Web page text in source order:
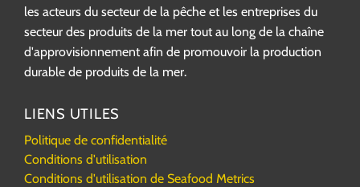
les acteurs du secteur de la pêche et les entreprises du
secteur des produits de la mer tout au long de la chaîne
d'approvisionnement afin de promouvoir la production
durable de produits de la mer.
LIENS UTILES
Politique de confidentialité
Conditions d'utilisation
Conditions d'utilisation de Seafood Metrics